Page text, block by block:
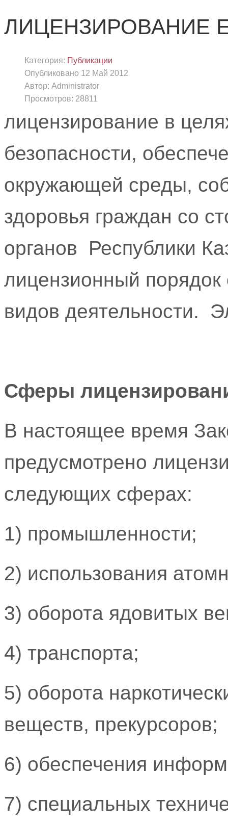
ЛИЦЕНЗИРОВАНИЕ
Категория: Публикации
Опубликовано 12 Май 2012
Автор: Administrator
Просмотров: 28811
лицензирование в
безопасности,
окружающей среды,
здоровья граждан со
органов Республики
лицензионный
видов деятельности.
Сферы
В настоящее время
предусмотрено
следующих сферах:
1) промышленности;
2) использования
3) оборота ядовитых
4) транспорта;
5) оборота
веществ, прекурсоров;
6) обеспечения
7) специальных